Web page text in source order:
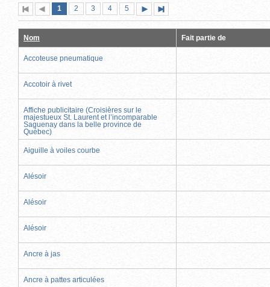
Première
page
Page
précédente
Page
1 (page
actuelle)
Page
2 Page
3 Page
4 Page
5
suivante
page
Nom Fait partie de
Accoteuse pneumatique
Accotoir à rivet
Affiche publicitaire (Croisières sur le
majestueux St. Laurent et l’incomparable
Saguenay dans la belle province de
Québec)
Aiguille à voiles courbe
Alésoir
Alésoir
Alésoir
Ancre à jas
Ancre à pattes articulées